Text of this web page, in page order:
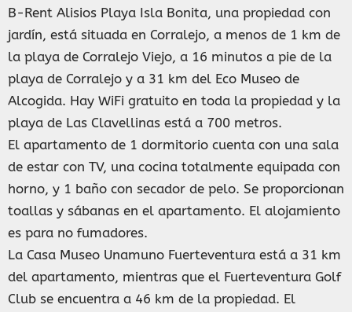
B-Rent Alisios Playa Isla Bonita, una propiedad con
jardín, está situada en Corralejo, a menos de 1 km de
la playa de Corralejo Viejo, a 16 minutos a pie de la
playa de Corralejo y a 31 km del Eco Museo de
Alcogida. Hay WiFi gratuito en toda la propiedad y la
playa de Las Clavellinas está a 700 metros.
El apartamento de 1 dormitorio cuenta con una sala
de estar con TV, una cocina totalmente equipada con
horno, y 1 baño con secador de pelo. Se proporcionan
toallas y sábanas en el apartamento. El alojamiento
es para no fumadores.
La Casa Museo Unamuno Fuerteventura está a 31 km
del apartamento, mientras que el Fuerteventura Golf
Club se encuentra a 46 km de la propiedad. El